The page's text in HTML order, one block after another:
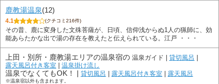
鹿教湯温泉(12)
4.1 (クチコミ216件)
その昔、鹿に変身した文殊菩薩が、日頃、信仰浅からぬ1人の猟師に、効
能あらたかな出で湯の存在を教えたと伝えられている。江戸 ・・・
上田・別所・鹿教湯エリアの温泉宿の 温泉ガイド | 貸切風呂 |
露天風呂付き客室 | 温泉掛け流し
温泉でなくてもOK！ | 貸切風呂 | 露天風呂付き客室 | 露天風呂
※温泉宿以外も含まれます。